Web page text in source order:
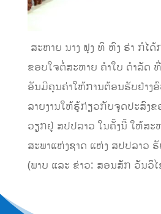
ສະຫາຍ ນາງ ຟຸງ ທິ ຫົງ ຮ່າ ກໍໄ
ຂອບໃຈຕໍ່ສະຫາຍ ຄໍາໃບ ດໍາລັດ
ອັນມີຄຸນຄ່າໃຫ້ການຕ້ອນຮັບຢ່າງ
ລາຍງານໃຫ້ຮູ້ກ່ຽວກັບຈຸດປະສົງຂ
ວຽກຢູ່ ສປປລາວ ໃນຄັ້ງນີ້ ໃຫ້ສະ
ສະພາແຫ່ງຊາດ ແຫ່ງ ສປປລາວ
(ພາບ ແລະ ຂ່າວ: ສອນສັກ ວັນວິໄ